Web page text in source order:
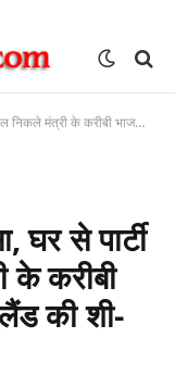
थाईलैंड की शी-मैन के साथ पकड़े गए!….
से पार्टी
के करीबी
की शी-